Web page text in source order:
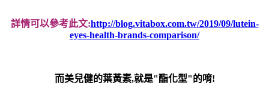
詳情可以參考此文:http://blog.vitabox.com.tw/2019/09/lutein-
eyes-health-brands-comparison/
而美兒健的葉黃素,就是"酯化型"的唷!